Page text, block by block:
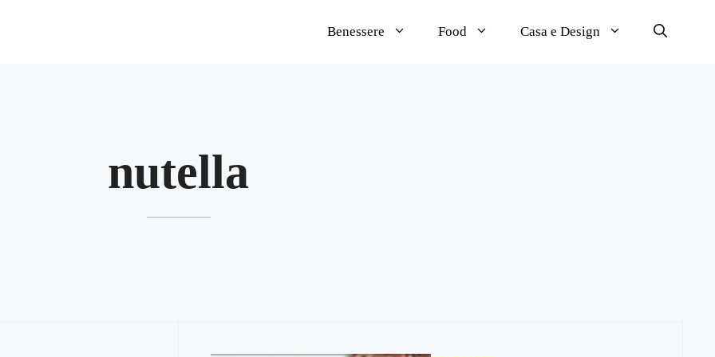
Benessere Food Casa e Design
nutella